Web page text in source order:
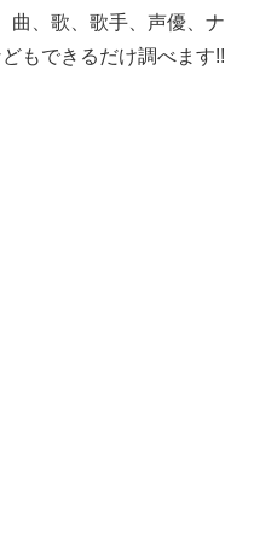
曲、歌、歌手、声優、ナ
もできるだけ調べます!!